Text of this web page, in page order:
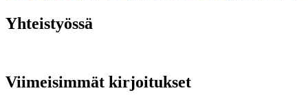
Yhteistyössä
Viimeisimmät kirjoitukset